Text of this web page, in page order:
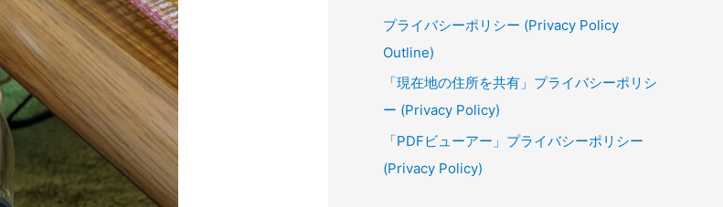
プライバシーポリシー (Privacy Policy
Outline)
「現在地の住所を共有」プライバシーポリシ
ー (Privacy Policy)
「PDFビューアー」プライバシーポリシー
(Privacy Policy)